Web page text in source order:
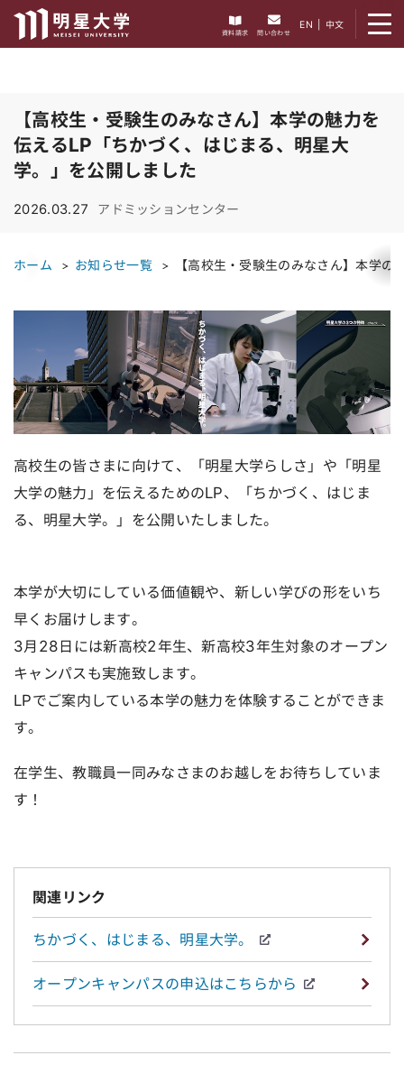
資料請求 問い合わせ
EN 中文
【高校生・受験生のみなさん】本学の魅力を
伝えるLP「ちかづく、はじまる、明星大
学。」を公開しました
2026.03.27 アドミッションセンター
ホーム お知らせ一覧 【高校生・受験生のみなさん】本学
高校生の皆さまに向けて、「明星大学らしさ」や「明星
大学の魅力」を伝えるためのLP、「ちかづく、はじま
る、明星大学。」を公開いたしました。
本学が大切にしている価値観や、新しい学びの形をいち
早くお届けします。
3月28日には新高校2年生、新高校3年生対象のオープン
キャンパスも実施致します。
LPでご案内している本学の魅力を体験することができま
す。
在学生、教職員一同みなさまのお越しをお待ちしていま
す！
関連リンク
ちかづく、はじまる、明星大学。
オープンキャンパスの申込はこちらから